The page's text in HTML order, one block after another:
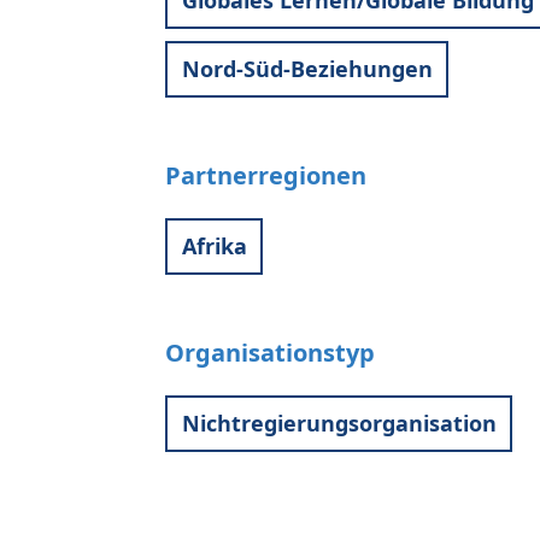
Nord-Süd-Beziehungen
Partnerregionen
Afrika
Organisationstyp
Nichtregierungsorganisation